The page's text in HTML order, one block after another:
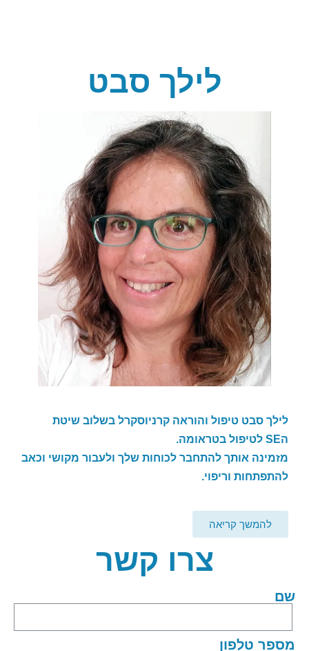
לילך סבט
לילך סבט טיפול והוראה קרניוסקרל בשלוב שיטת
הSE לטיפול בטראומה.
מזמינה אותך להתחבר לכוחות שלך ולעבור מקושי וכאב
להתפתחות וריפוי.
להמשך קריאה
צרו קשר
שם
מספר טלפון